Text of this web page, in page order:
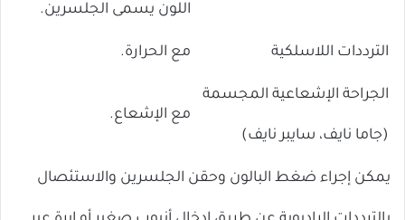
اللون يسمى الجلسرين.
الترددات اللاسلكية مع الحرارة.
الجراحة الإشعاعية المجسمة
(جاما نايف، سايبر نايف)
مع الإشعاع.
يمكن إجراء ضغط البالون وحقن الجلسرين والاستئصال